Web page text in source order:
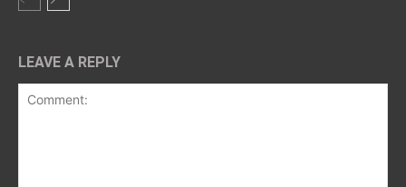
LEAVE A REPLY